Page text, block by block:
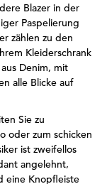
Blazer in der
Paspelierung
zählen zu den
Kleiderschrank
Denim, mit
alle Blicke auf
Sie zu
oder zum schicken
ist zweifellos
angelehnt,
eine Knopfleiste